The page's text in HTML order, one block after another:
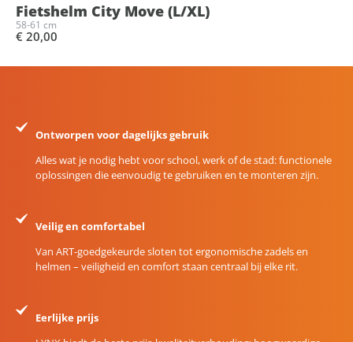
Fietshelm City Move (L/XL)
58-61 cm
€ 20,00
Ontworpen voor dagelijks gebruik
Alles wat je nodig hebt voor school, werk of de stad: functionele
oplossingen die eenvoudig te gebruiken en te monteren zijn.
Veilig en comfortabel
Van ART-goedgekeurde sloten tot ergonomische zadels en
helmen – veiligheid en comfort staan centraal bij elke rit.
Eerlijke prijs